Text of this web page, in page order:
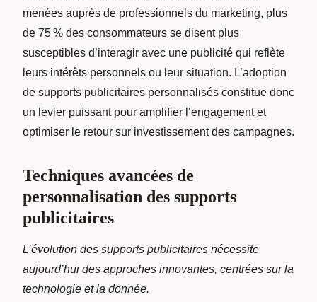
menées auprès de professionnels du marketing, plus
de 75 % des consommateurs se disent plus
susceptibles d’interagir avec une publicité qui reflète
leurs intérêts personnels ou leur situation. L’adoption
de supports publicitaires personnalisés constitue donc
un levier puissant pour amplifier l’engagement et
optimiser le retour sur investissement des campagnes.
Techniques avancées de
personnalisation des supports
publicitaires
L’évolution des supports publicitaires nécessite
aujourd’hui des approches innovantes, centrées sur la
technologie et la donnée.